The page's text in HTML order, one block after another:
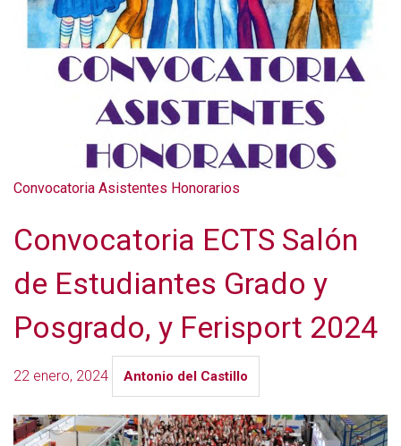
Convocatoria Asistentes Honorarios
Convocatoria ECTS Salón
de Estudiantes Grado y
Posgrado, y Ferisport 2024
22 enero, 2024 Antonio del Castillo